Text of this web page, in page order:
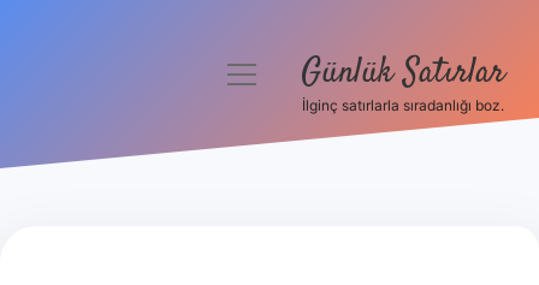
menüyü Günlük Satırlar
İlginç satırlarla sıradanlığı boz.